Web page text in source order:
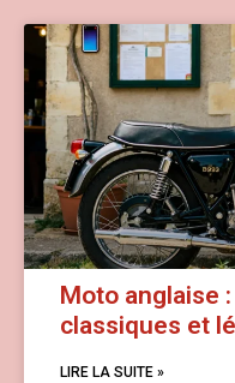
Moto anglaise
classiques et
LIRE LA SUITE »